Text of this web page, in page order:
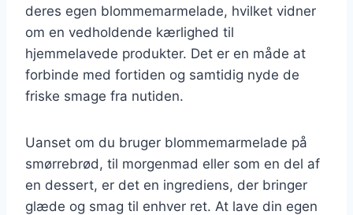
deres egen blommemarmelade, hvilket vidner
om en vedholdende kærlighed til
hjemmelavede produkter. Det er en måde at
forbinde med fortiden og samtidig nyde de
friske smage fra nutiden.
Uanset om du bruger blommemarmelade på
smørrebrød, til morgenmad eller som en del af
en dessert, er det en ingrediens, der bringer
glæde og smag til enhver ret. At lave din egen